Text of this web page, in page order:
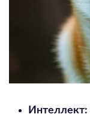
Интеллект: